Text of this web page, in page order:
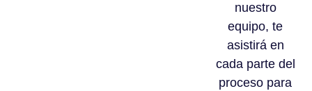
nuestro
equipo, te
asistirá en
cada parte del
proceso para